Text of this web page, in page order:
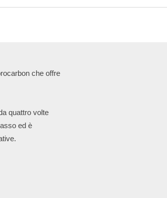
che offre
quattro volte
ed è